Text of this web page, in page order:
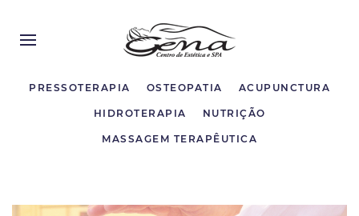
PRESSOTERAPIA OSTEOPATIA ACUPUNCTURA
HIDROTERAPIA NUTRIÇÃO
MASSAGEM TERAPÊUTICA